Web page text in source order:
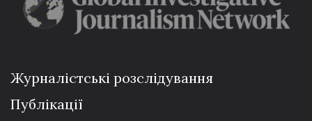
Журналістські розслідування
Публікації